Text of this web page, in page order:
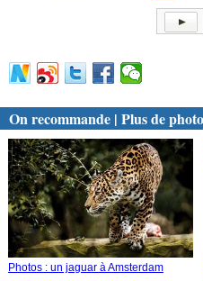
On recommande | Plus de
Photos : un jaguar à Amsterdam